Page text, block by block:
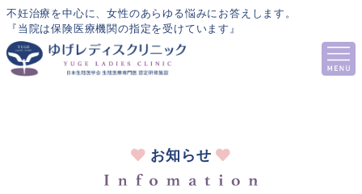
不妊治療を中心に、女性のあらゆる悩みにお答えします。
『当院は保険医療機関の指定を受けています』
お知らせ